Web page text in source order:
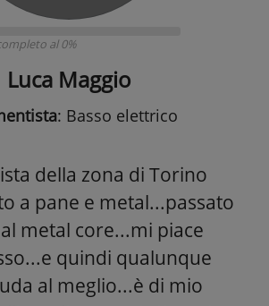
al 0%
Luca Maggio
: Basso elettrico
della zona di Torino
a pane e metal...passato
metal core...mi piace
quindi qualunque
al meglio...è di mio